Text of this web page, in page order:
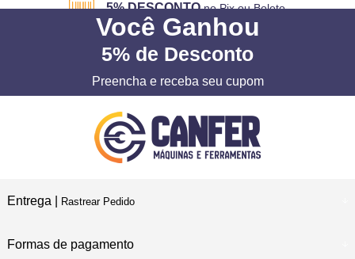
5% DESCONTO no Pix ou Boleto
Você Ganhou
5% de Desconto
Preencha e receba seu cupom
Entrega | Rastrear Pedido
Formas de pagamento